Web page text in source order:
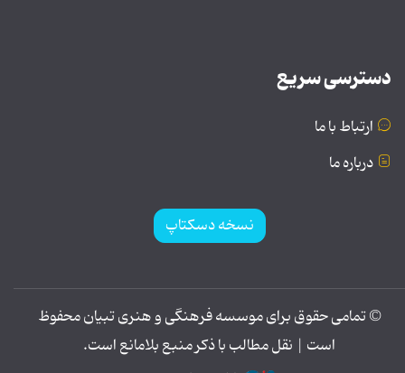
دسترسی سریع
ارتباط با ما
درباره ما
نسخه دسکتاپ
© تمامی حقوق برای موسسه فرهنگی و هنری تبیان محفوظ
است | نقل مطالب با ذکر منبع بلامانع است.